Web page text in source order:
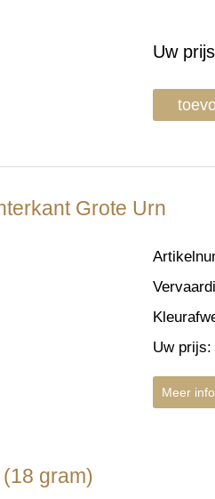
Uw
Grote Urn
Uw prijs:
Meer info
gram)